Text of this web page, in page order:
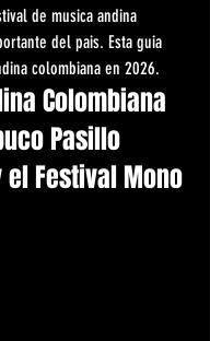
de musica andina
del pais. Esta guia
colombiana en 2026.
Colombiana
Pasillo
Festival Mono